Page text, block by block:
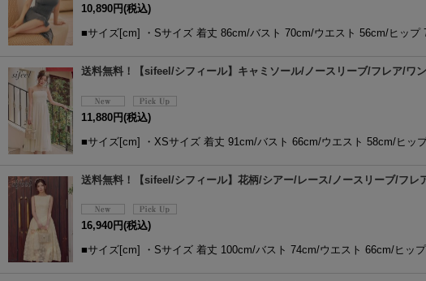
10,890 円(税込)
■サイズ[cm] ・Sサイズ 着丈 86cm/バスト 70cm/ウエスト 56cm/ヒッ
送料無料！【sifeel/シフィール】キャミソール/ノースリーブ/フレア/
11,880 円(税込)
■サイズ[cm] ・XSサイズ 着丈 91cm/バスト 66cm/ウエスト 58cm/ヒッ
送料無料！【sifeel/シフィール】花柄/シアー/レース/ノースリーブ/フ
16,940 円(税込)
■サイズ[cm] ・Sサイズ 着丈 100cm/バスト 74cm/ウエスト 66cm/ヒ